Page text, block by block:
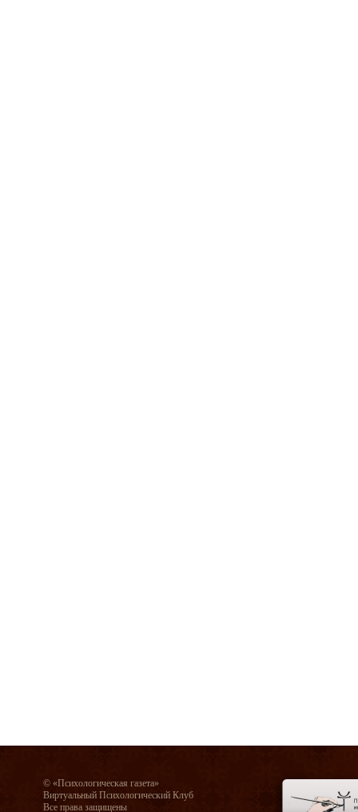
© «Психологическая газета»
Виртуальный Психологический Клуб
Все права защищены